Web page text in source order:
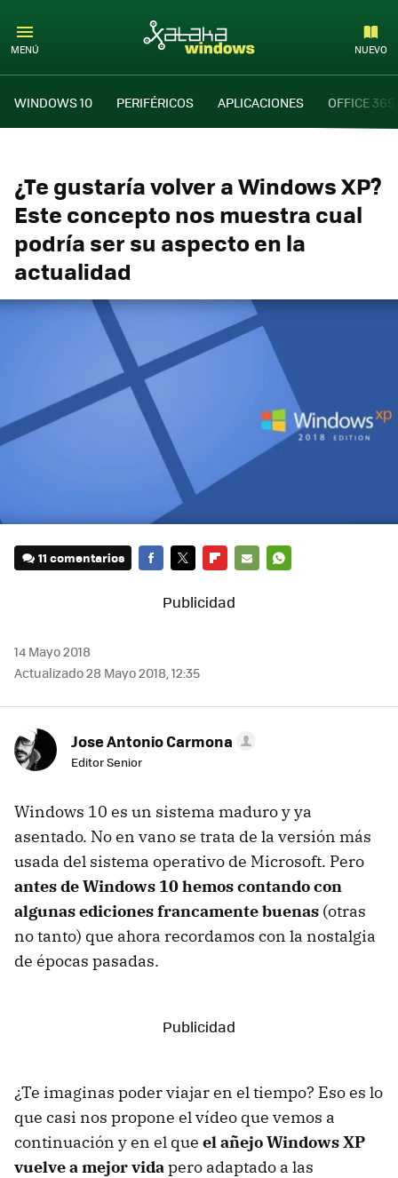
MENÚ NUEVO
WINDOWS 10 PERIFÉRICOS APLICACIONES OFFICE 365
¿Te gustaría volver a Windows XP?
Este concepto nos muestra cual
podría ser su aspecto en la
actualidad
11 comentarios
14 Mayo 2018
Actualizado 28 Mayo 2018, 12:35
Jose Antonio Carmona
Editor Senior
Windows 10 es un sistema maduro y ya
asentado. No en vano se trata de la versión más
usada del sistema operativo de Microsoft. Pero
antes de Windows 10 hemos contando con
algunas ediciones francamente buenas (otras
no tanto) que ahora recordamos con la nostalgia
de épocas pasadas.
¿Te imaginas poder viajar en el tiempo? Eso es lo
que casi nos propone el vídeo que vemos a
continuación y en el que el añejo Windows XP
vuelve a mejor vidapero adaptado a las